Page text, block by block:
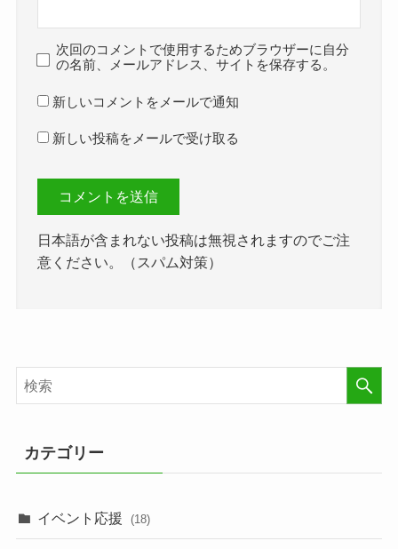
次回のコメントで使用するためブラウザーに自分
の名前、メールアドレス、サイトを保存する。
新しいコメントをメールで通知
新しい投稿をメールで受け取る
日本語が含まれない投稿は無視されますのでご注
意ください。（スパム対策）
カテゴリー
イベント応援 (18)